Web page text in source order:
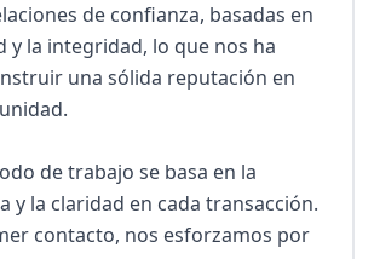
de confianza, basadas en
y la integridad, lo que nos ha
una sólida reputación en
de trabajo se basa en la
y la claridad en cada transacción.
contacto, nos esforzamos por